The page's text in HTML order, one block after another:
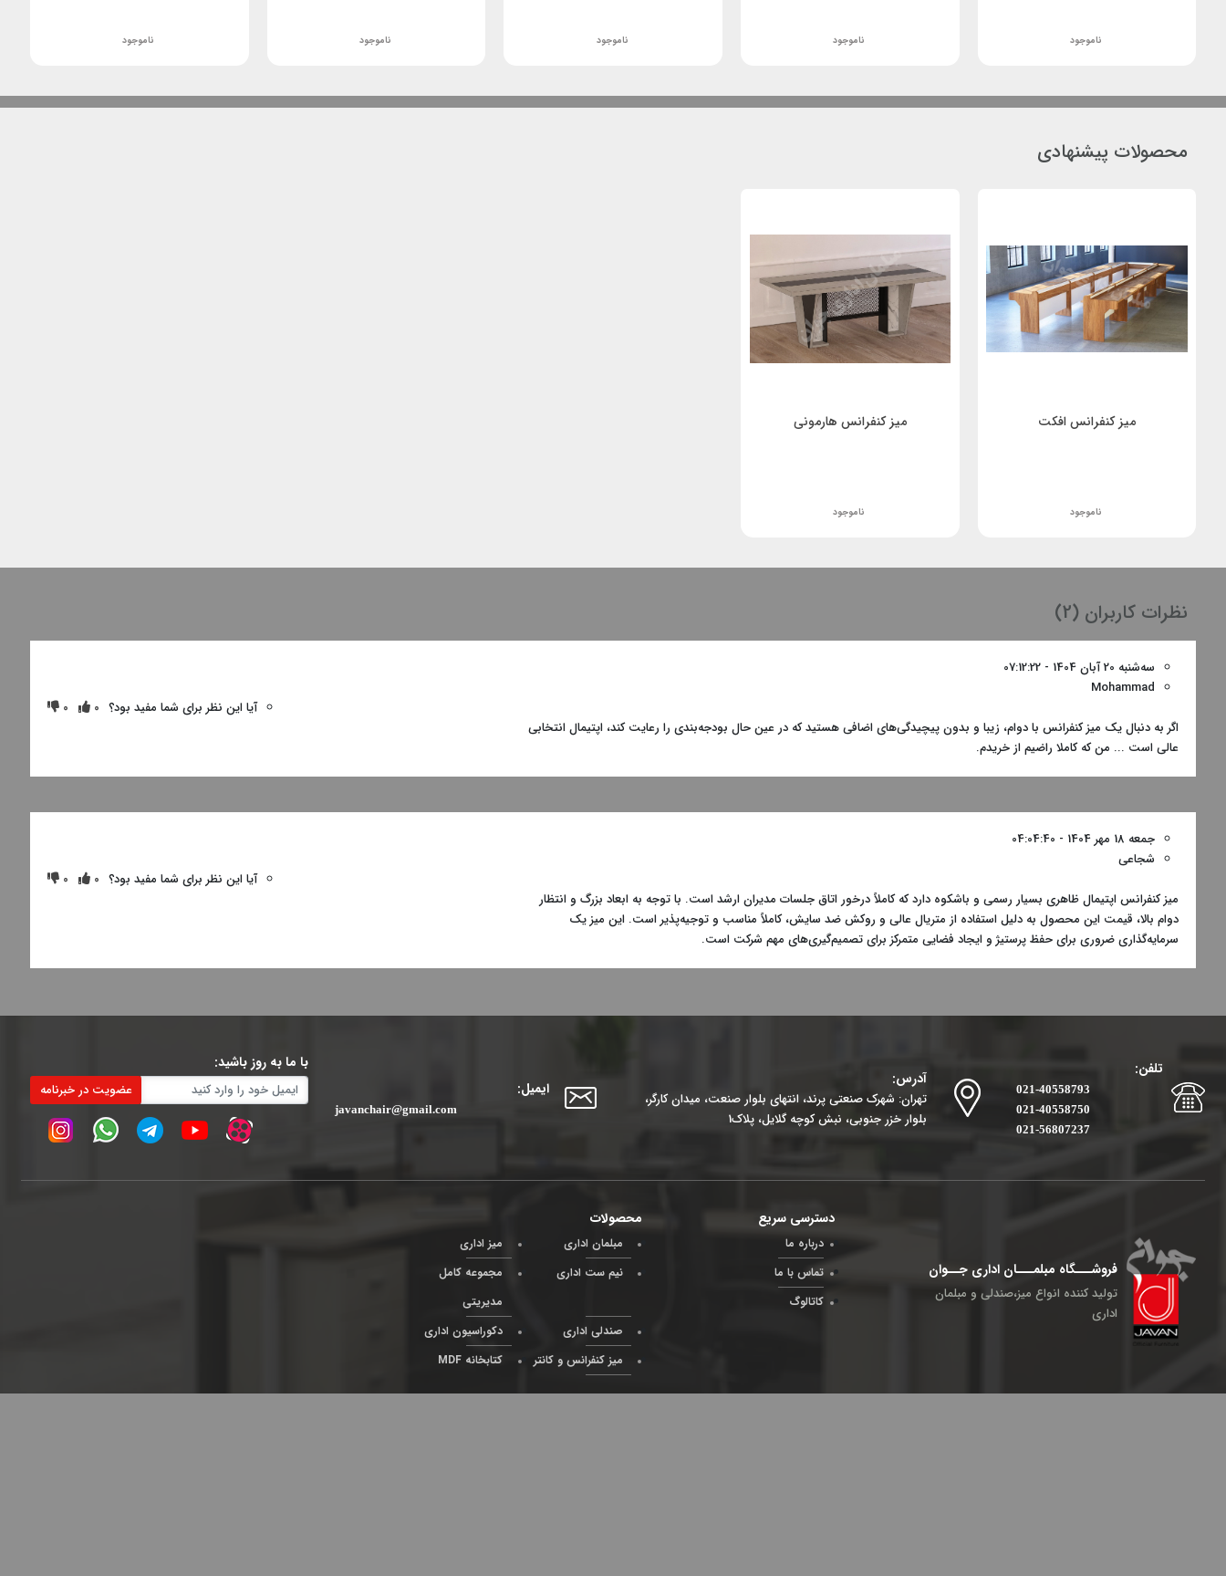
ناموجود ناموجود ناموجود ناموجود ناموجود
محصولات پیشنهادی
میز کنفرانس افکت
ناموجود
میز کنفرانس هارمونی
ناموجود
نظرات کاربران (2)
سه‌شنبه 20 آبان 1404 - 07:12:22
Mohammad
آیا این نظر برای شما مفید بود؟ 0
0
اگر به دنبال یک میز کنفرانس با دوام، زیبا و بدون پیچیدگی‌های اضافی هستید که در عین حال بودجه‌بندی را رعایت کند، اپتیمال انتخابی
عالی است ... من که کاملا راضیم از خریدم.
جمعه 18 مهر 1404 - 04:04:40
شجاعی
آیا این نظر برای شما مفید بود؟ 0
0
میز کنفرانس اپتیمال ظاهری بسیار رسمی و باشکوه دارد که کاملاً درخور اتاق جلسات مدیران ارشد است. با توجه به ابعاد بزرگ و انتظار
دوام بالا، قیمت این محصول به دلیل استفاده از متریال عالی و روکش ضد سایش، کاملاً مناسب و توجیه‌پذیر است. این میز یک
سرمایه‌گذاری ضروری برای حفظ پرستیژ و ایجاد فضایی متمرکز برای تصمیم‌گیری‌های مهم شرکت است.
تلفن:
021-40558793
021-40558750
021-56807237
آدرس:
تهران: شهرک صنعتی پرند، انتهای بلوار صنعت، میدان کارگر،
بلوار خزر جنوبی، نبش کوچه گلایل، پلاک1
ایمیل:
javanchair@gmail.com
با ما به روز باشید:
عضویت در خبرنامه
فروشـــگاه مبلمـــان اداری جــوان
تولید کننده انواع میز،صندلی و مبلمان
اداری
دسترسی سریع
درباره ما
تماس با ما
کاتالوگ
محصولات
مبلمان اداری
میز اداری
نیم ست اداری
مجموعه کامل
مدیریتی
صندلی اداری
دکوراسیون اداری
میز کنفرانس و کانتر
کتابخانه MDF